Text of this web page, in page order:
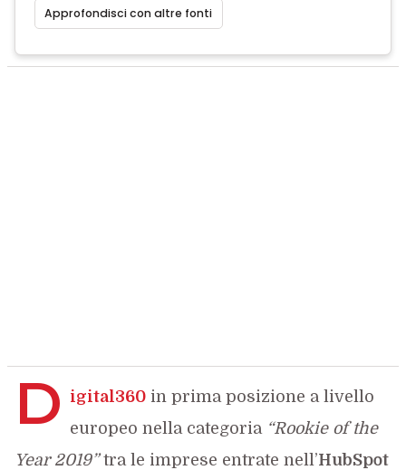
Approfondisci con altre fonti
D igital360in prima posizione a livello
europeo nella categoria “Rookie of the
Year 2019”tra le imprese entrate nell’HubSpot